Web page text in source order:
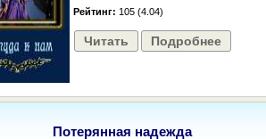
Рейтинг: 105 (4.04)
Читать Подробнее
Потерянная надежда